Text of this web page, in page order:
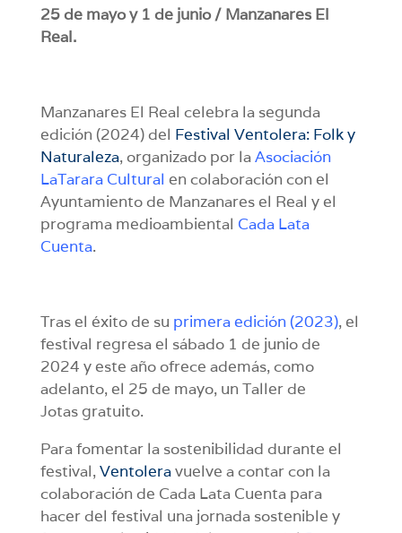
25 de mayo y 1 de junio / Manzanares El
Real.
Manzanares El Real celebra la segunda
edición (2024) del Festival Ventolera: Folk y
Naturaleza, organizado por laAsociación
LaTarara Cultural en colaboración con el
Ayuntamiento de Manzanares el Real y el
programa medioambiental Cada Lata
Cuenta.
Tras el éxito de su primera edición (2023), el
festival regresa el sábado 1 de junio de
2024 y este año ofrece además, como
adelanto, el 25 de mayo, un Taller de
Jotas gratuito.
Para fomentar la sostenibilidad durante el
festival,Ventoleravuelve a contar con la
colaboración de Cada Lata Cuenta para
hacer del festival una jornada sostenible y